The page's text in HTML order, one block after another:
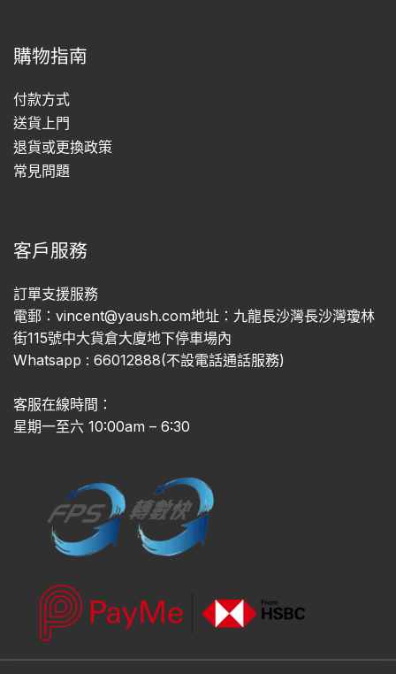
購物指南
付款方式
送貨上門
退貨或更換政策
常見問題
客戶服務
訂單支援服務
電郵：vincent@yaush.com地址：九龍長沙灣長沙灣瓊林
街115號中大貨倉大廈地下停車場內
Whatsapp : 66012888(不設電話通話服務)
客服在線時間：
星期一至六 10:00am – 6:30